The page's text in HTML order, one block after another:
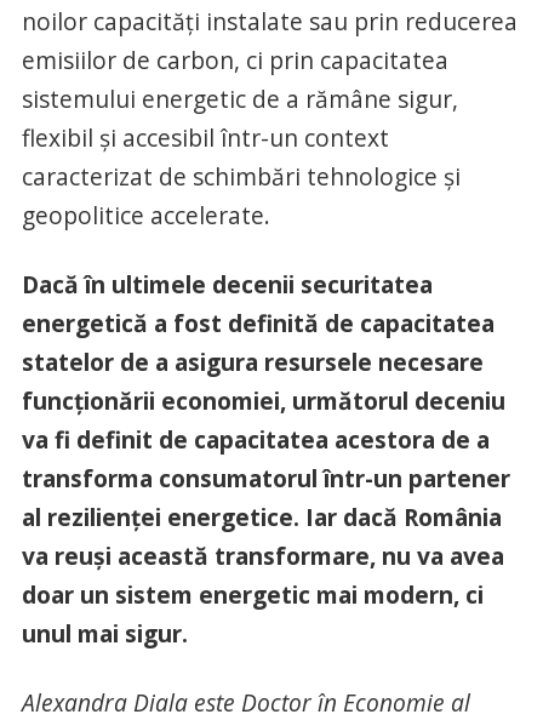
noilor capacități instalate sau prin reducerea
emisiilor de carbon, ci prin capacitatea
sistemului energetic de a rămâne sigur,
flexibil și accesibil într-un context
caracterizat de schimbări tehnologice și
geopolitice accelerate.
Dacă în ultimele decenii securitatea
energetică a fost definită de capacitatea
statelor de a asigura resursele necesare
funcționării economiei, următorul deceniu
va fi definit de capacitatea acestora de a
transforma consumatorul într-un partener
al rezilienței energetice. Iar dacă România
va reuși această transformare, nu va avea
doar un sistem energetic mai modern, ci
unul mai sigur.
Alexandra Diala este Doctor în Economie al